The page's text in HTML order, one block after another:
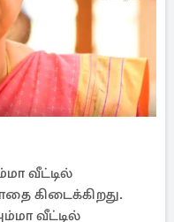
வீட்டில்
கிடைக்கிறது.
வீட்டில்